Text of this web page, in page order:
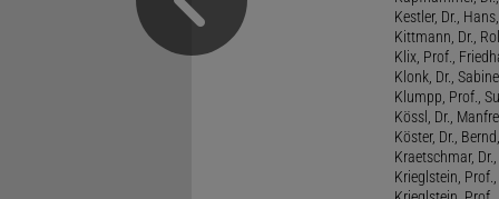
Kestler, Dr.,
Kittmann, Dr.,
Klix, Prof.,
Klonk, Dr.,
Klumpp, Prof.,
Kössl, Dr.,
Köster, Dr.,
Kraetschmar,
Krieglstein,